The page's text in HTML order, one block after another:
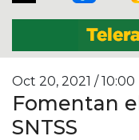
Oct 20, 2021 / 10:00
Fomentan
SNTSS